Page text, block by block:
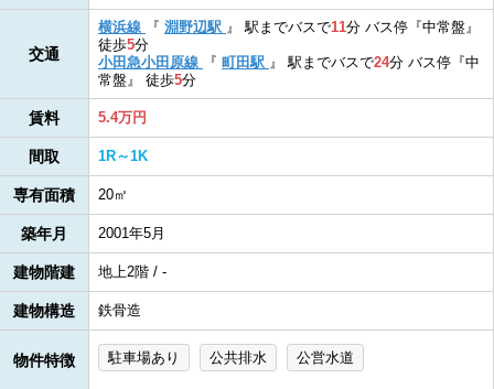
交通
横浜線 『 淵野辺駅 』 駅までバスで11分 バス停『中常盤』
徒歩5分
小田急小田原線
『 町田駅 』 駅までバスで24分 バス停『中
常盤』 徒歩5分
賃料 5.4万円
間取 1R～1K
専有面積 20㎡
築年月 2001年5月
建物階建 地上2階 / -
建物構造 鉄骨造
物件特徴 駐車場あり 公共排水 公営水道